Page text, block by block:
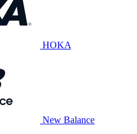
HOKA
New Balance